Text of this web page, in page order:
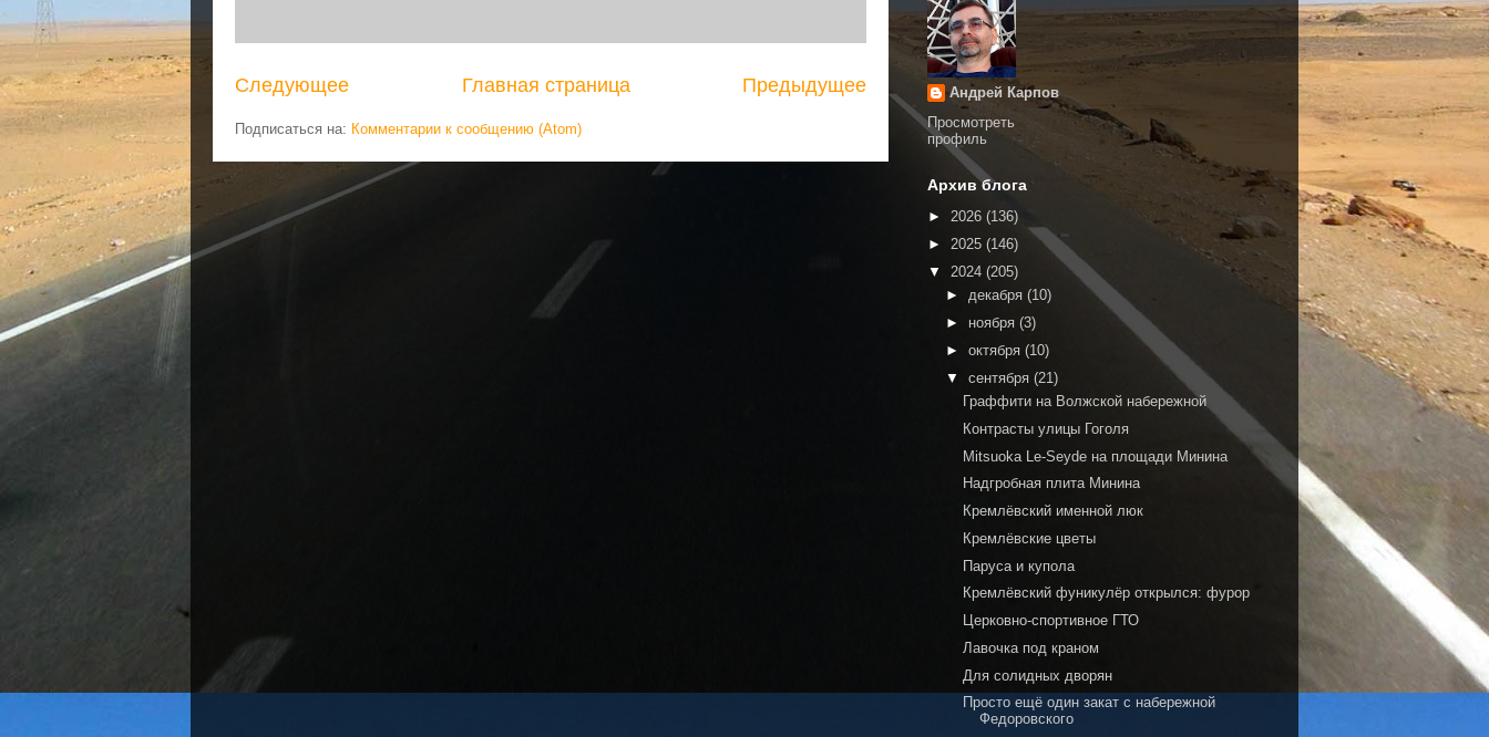
Следующее Предыдущее
Главная страница
Подписаться на: Комментарии к сообщению (Atom)
Андрей Карпов
Просмотреть
профиль
Архив блога
► 2026 (136)
► 2025 (146)
▼ 2024 (205)
► декабря (10)
► ноября (3)
► октября (10)
▼ сентября (21)
Граффити на Волжской набережной
Контрасты улицы Гоголя
Mitsuoka Le-Seyde на площади Минина
Надгробная плита Минина
Кремлёвский именной люк
Кремлёвские цветы
Паруса и купола
Кремлёвский фуникулёр открылся: фурор
Церковно-спортивное ГТО
Лавочка под краном
Для солидных дворян
Просто ещё один закат с набережной
Федоровского